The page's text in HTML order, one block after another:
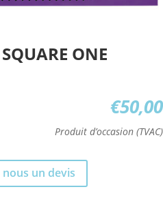
ONE
€50,00
Produit d’occasion (TVAC)
un devis